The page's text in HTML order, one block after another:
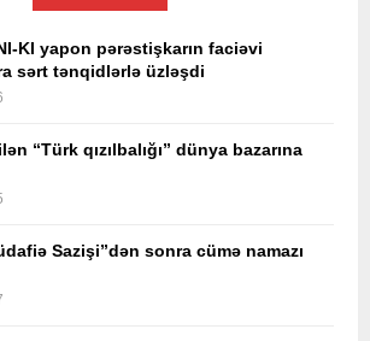
KI yapon pərəstişkarın faciəvi
sərt tənqidlərlə üzləşdi
“Türk qızılbalığı” dünya bazarına
Sazişi”dən sonra cümə namazı